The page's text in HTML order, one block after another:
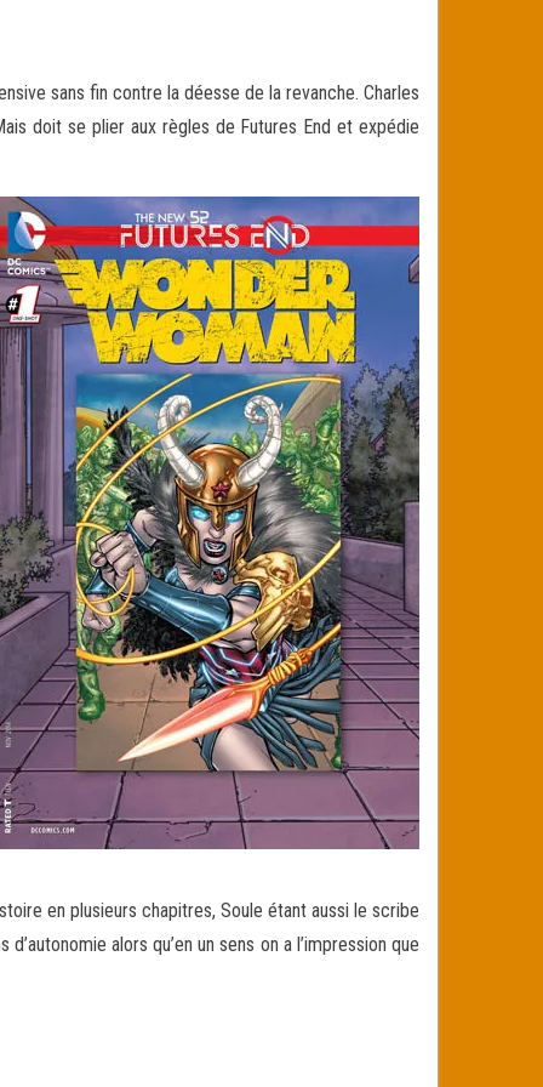
sans fin contre la déesse de la revanche. Charles
doit se plier aux règles de Futures End et expédie
en plusieurs chapitres, Soule étant aussi le scribe
alors qu’en un sens on a l’impression que